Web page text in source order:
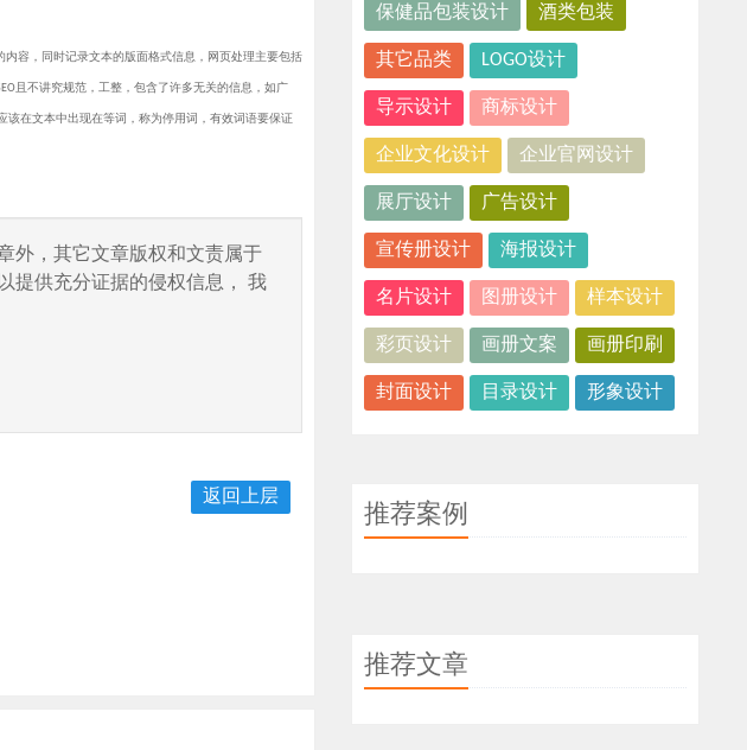
容，同时记录文本的版面格式信息，网页处理主要包括
且不讲究规范，工整，包含了许多无关的信息，如广
在文本中出现在等词，称为停用词，有效词语要保证
外，其它文章版权和文责属于
提供充分证据的侵权信息， 我
返回上层
保健品包装设计 酒类包装
其它品类 LOGO设计
导示设计 商标设计
企业文化设计 企业官网设计
展厅设计 广告设计
宣传册设计 海报设计
名片设计 图册设计 样本设计
彩页设计 画册文案 画册印刷
封面设计 目录设计 形象设计
推荐案例
推荐文章